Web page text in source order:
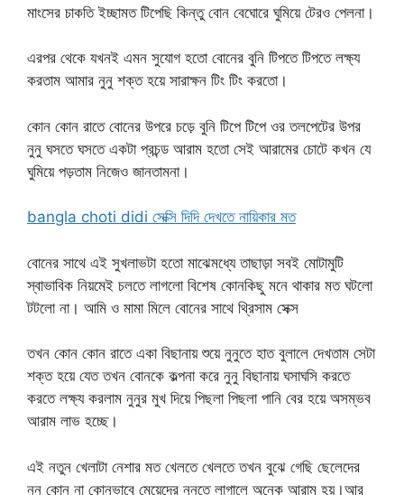
মাংসের চাকতি ইচ্ছামত টিপেছি কিন্তু বোন বেঘোরে ঘুমিয়ে টেরও পেলনা।
এরপর থেকে যখনই এমন সুযোগ হতো বোনের বুনি টিপতে টিপতে লক্ষ্য
করতাম আমার নুনু শক্ত হয়ে সারাক্ষন টিং টিং করতো।
কোন কোন রাতে বোনের উপরে চড়ে বুনি টিপে টিপে ওর তলপেটের উপর
নুনু ঘসতে ঘসতে একটা প্রচন্ড আরাম হতো সেই আরামের চোটে কখন যে
ঘুমিয়ে পড়তাম নিজেও জানতামনা।
bangla choti didi সেক্সি দিদি দেখতে নায়িকার মত
বোনের সাথে এই সুখলাভটা হতো মাঝেমধ্যে তাছাড়া সবই মোটামুটি
স্বাভাবিক নিয়মেই চলতে লাগলো বিশেষ কোনকিছু মনে থাকার মত ঘটলো
টটলো না। আমি ও মামা মিলে বোনের সাথে থ্রিসাম সেক্স
তখন কোন কোন রাতে একা বিছানায় শুয়ে নুনুতে হাত বুলালে দেখতাম সেটা
শক্ত হয়ে যেত তখন বোনকে কল্পনা করে নুনু বিছানায় ঘসাঘসি করতে
করতে লক্ষ্য করলাম নুনুর মুখ দিয়ে পিছলা পিছলা পানি বের হয়ে অসম্ভব
আরাম লাভ হচ্ছে।
এই নতুন খেলাটা নেশার মত খেলতে খেলতে তখন বুঝে গেছি ছেলেদের
নুনু কোন না কোনভাবে মেয়েদের নুনুতে লাগালে অনেক আরাম হয়।আর